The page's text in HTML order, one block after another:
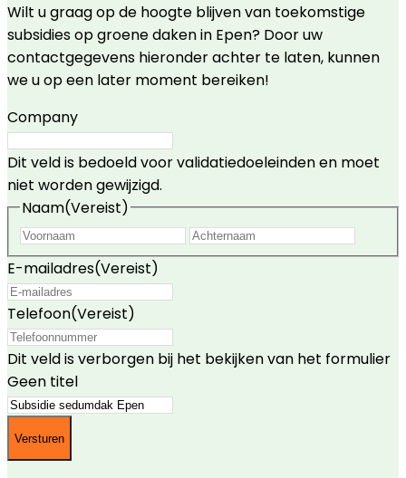
Wilt u graag op de hoogte blijven van toekomstige
subsidies op groene daken in Epen? Door uw
contactgegevens hieronder achter te laten, kunnen
we u op een later moment bereiken!
Company
Dit veld is bedoeld voor validatiedoeleinden en moet
niet worden gewijzigd.
Naam(Vereist)
Voornaam
E-mailadres(Vereist)
Telefoon(Vereist)
Dit veld is verborgen bij het bekijken van het formulier
Geen titel